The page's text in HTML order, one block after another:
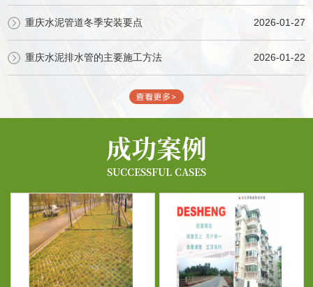
重庆水泥管道冬季安装要点 2026-01-27
重庆水泥排水管的主要施工方法 2026-01-22
成功案例
SUCCESSFUL CASES